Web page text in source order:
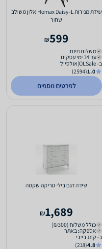
שידת מגירות Homax Daisy-L אלון משולב
שחור
599
₪
משלוח חינם
עד 14 ימי עסקים
ב- OLSale|אולסייל
1.0
(2594)
לפרטים נוספים
שידה דגם בילי טריקה שקטה
1,689
₪
כולל משלוח (₪300)
אספקה: באתר
ב- קינג בייבי
4.8
(218)